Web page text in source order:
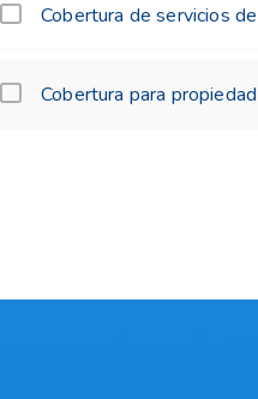
Cobertura de servicios
Cobertura para propiedad